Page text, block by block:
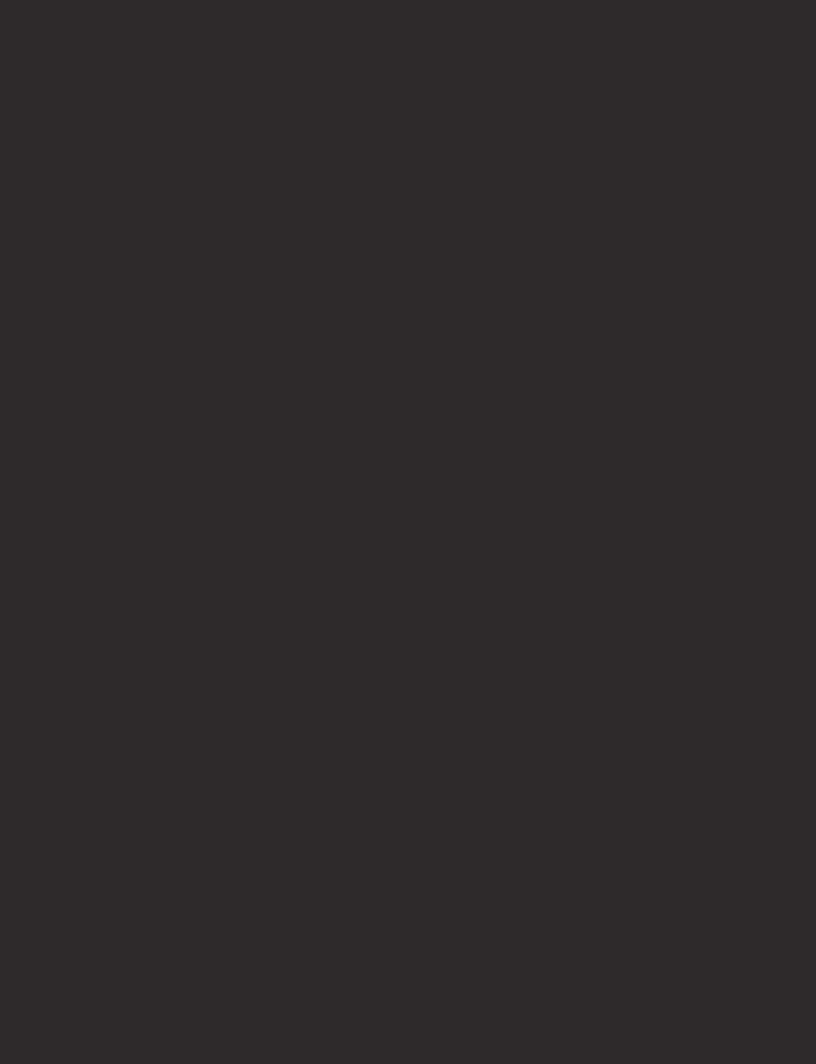
и очистки бурового раствора
скважин УЭЦС